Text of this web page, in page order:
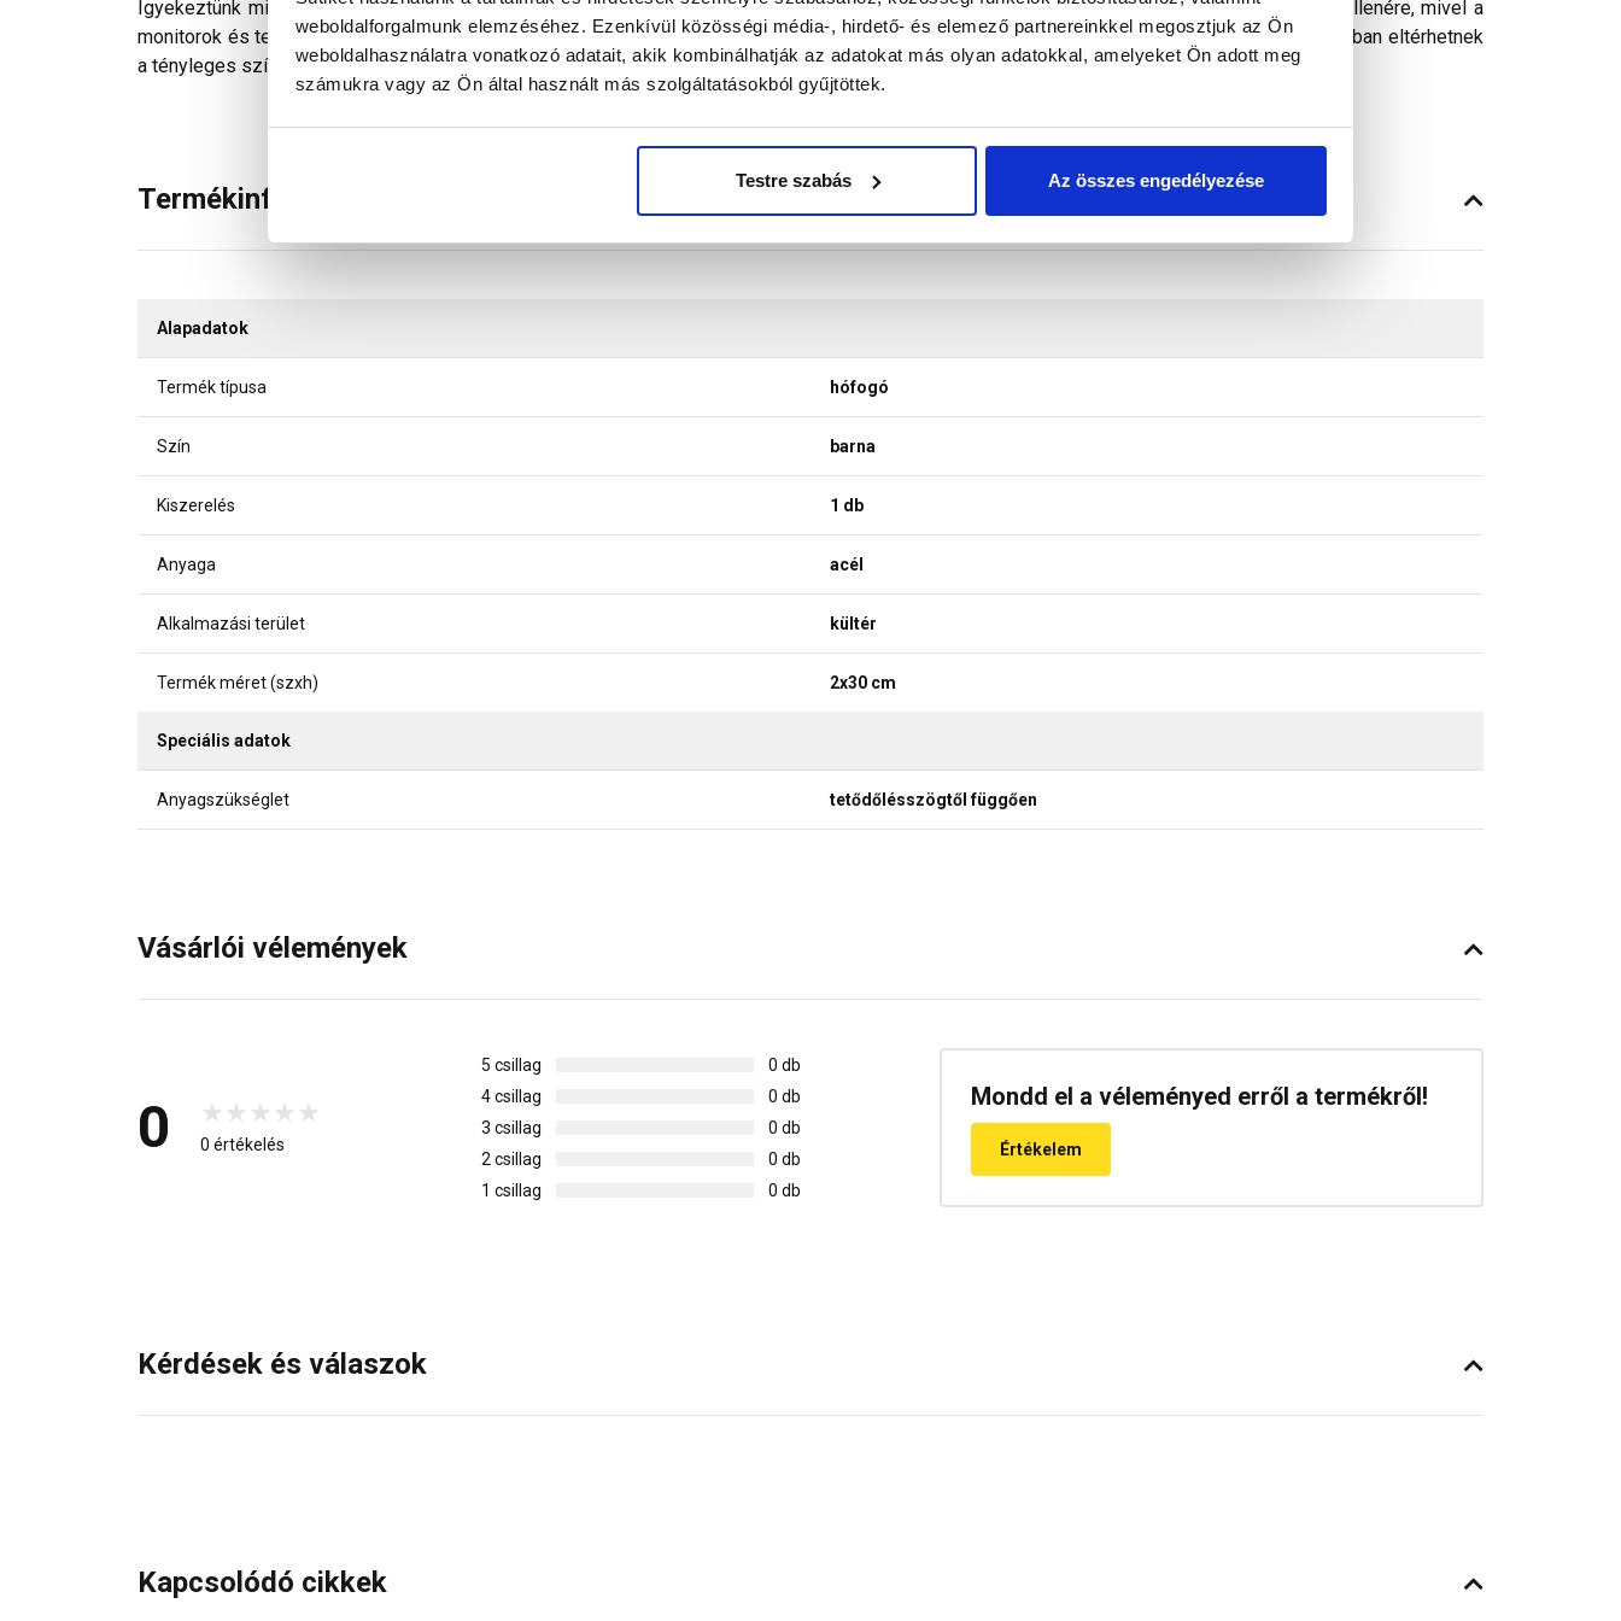
weboldalforgalmunk elemzéséhez. Ezenkívül közösségi média-, hirdető- és elemező partnereinkkel megosztjuk az Ön
weboldalhasználatra vonatkozó adatait, akik kombinálhatják az adatokat más olyan adatokkal, amelyeket Ön adott meg
számukra vagy az Ön által használt más szolgáltatásokból gyűjtöttek.
Testre szabás Az összes engedélyezése
Igyekeztünk minden technikailag lehetséges módon biztosítani a termékeink színének a lehető leginkább valósághű megjelenítését. Ennek ellenére, mivel a
monitorok és telefonok kijelzőin megjelenő színek a legtöbb esetben nem tükrözik 100%-ban a valóságot, a képeken látható színek árnyalataikban eltérhetnek
a tényleges színektől.
Termékinformáció
Alapadatok
Termék típusa hófogó
Szín barna
Kiszerelés 1 db
Anyaga acél
Alkalmazási terület kültér
Termék méret (szxh) 2x30 cm
Speciális adatok
Anyagszükséglet tetődőlésszögtől függően
Vásárlói vélemények
0 0 értékelés
5 csillag
0 db
4 csillag
0 db
3 csillag
0 db
2 csillag
0 db
1 csillag
0 db
Mondd el a véleményed erről a termékről!
Értékelem
Kérdések és válaszok
Kapcsolódó cikkek